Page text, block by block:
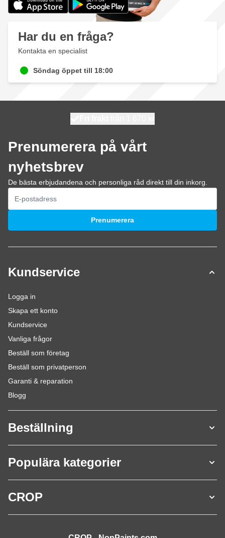
Har du en fråga?
Kontakta en specialist
Söndag öppet till 18:00
Prenumerera på vårt
nyhetsbrev
De bästa erbjudandena och personliga råd direkt till din inkorg.
E-postadress
Prenumerera
Kundservice
Logga in
Skapa ett konto
Kundservice
Vanliga frågor
Beställ som företag
Beställ som privatperson
Garanti & reparation
Blogg
Beställning
Populära kategorier
CROP